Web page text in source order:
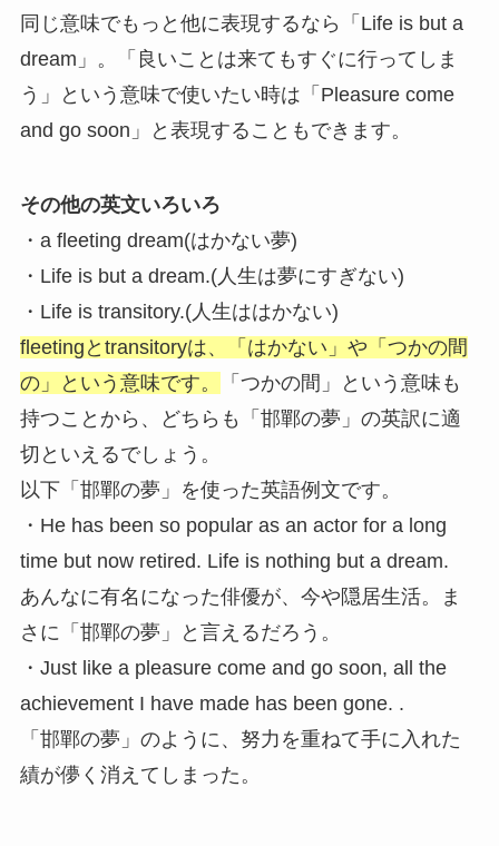
同じ意味でもっと他に表現するなら「Life is but a
dream」。「良いことは来てもすぐに行ってしま
う」という意味で使いたい時は「Pleasure come
and go soon」と表現することもできます。
その他の英文いろいろ
・a fleeting dream(はかない夢)
・Life is but a dream.(人生は夢にすぎない)
・Life is transitory.(人生ははかない)
fleetingとtransitoryは、「はかない」や「つかの間
の」という意味です。
「つかの間」という意味も
持つことから、どちらも「邯鄲の夢」の英訳に適
切といえるでしょう。
以下「邯鄲の夢」を使った英語例文です。
・He has been so popular as an actor for a long
time but now retired. Life is nothing but a dream.
あんなに有名になった俳優が、今や隠居生活。ま
さに「邯鄲の夢」と言えるだろう。
・Just like a pleasure come and go soon, all the
achievement I have made has been gone. .
「邯鄲の夢」のように、努力を重ねて手に入れた
績が儚く消えてしまった。